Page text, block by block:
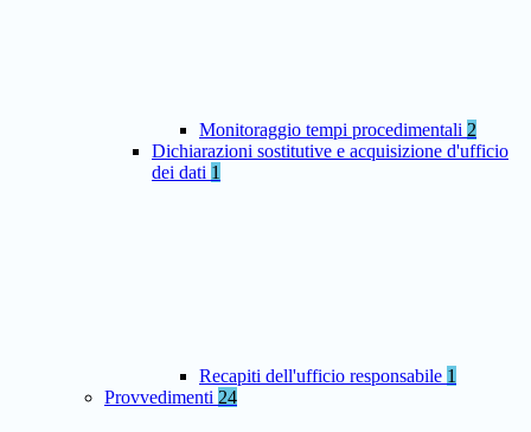
Monitoraggio tempi procedimentali 2
Dichiarazioni sostitutive e acquisizione d'ufficio
dei dati 1
Recapiti dell'ufficio responsabile 1
Provvedimenti 24